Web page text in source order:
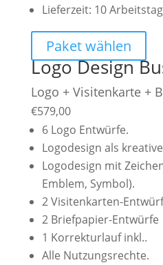
Lieferzeit: 10
Paket wählen
Logo Design
Logo + Visitenkarte +
€579,00
6 Logo Entwürfe.
Logodesign als
Logodesign mit
Emblem, Symbol).
2 Visitenkarten-
2 Briefpapier-Entwürfe
1 Korrekturlauf inkl..
Alle Nutzungsrechte.